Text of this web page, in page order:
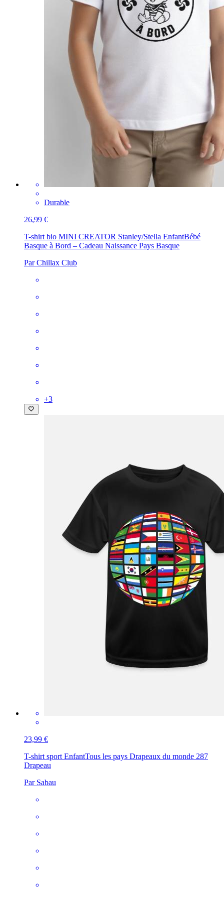
Durable
26,99 €
T-shirt bio MINI CREATOR Stanley/Stella EnfantBébé
Basque à Bord – Cadeau Naissance Pays Basque
Par Chillax Club
+3
23,99 €
T-shirt sport EnfantTous les pays Drapeaux du monde 287
Drapeau
Par Sabau